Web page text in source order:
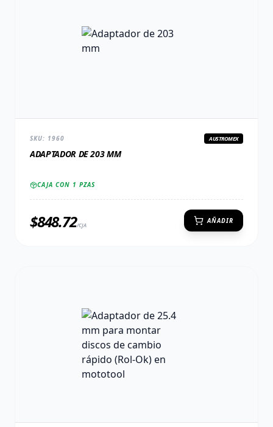
SKU: 1960 AUSTROMEX
ADAPTADOR DE 203 MM
CAJA CON 1 PZAS
$848.72/CJA
AÑADIR